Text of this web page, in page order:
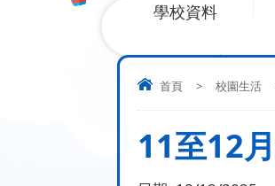
學校資料
首頁 > 校園生活
11至12